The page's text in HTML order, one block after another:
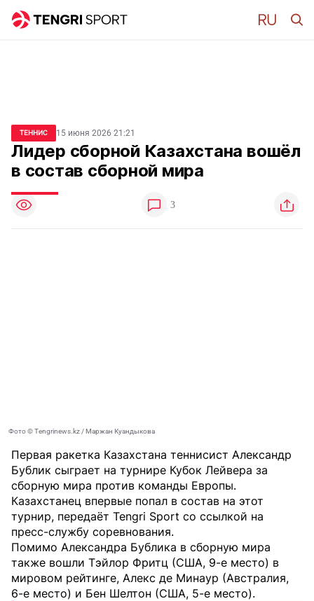
ТЕННИС 15 июня 2026 21:21
Лидер сборной Казахстана вошёл
в состав сборной мира
3
Фото © Tengrinews.kz / Маржан Куандыкова
Первая ракетка Казахстана теннисист Александр
Бублик сыграет на турнире Кубок Лейвера за
сборную мира против команды Европы.
Казахстанец впервые попал в состав на этот
турнир, передаёт Tengri Sport со ссылкой на
пресс-службу соревнования.
Помимо Александра Бублика в сборную мира
также вошли Тэйлор Фритц (США, 9-е место) в
мировом рейтинге, Алекс де Минаур (Австралия,
6-е место) и Бен Шелтон (США, 5-е место).